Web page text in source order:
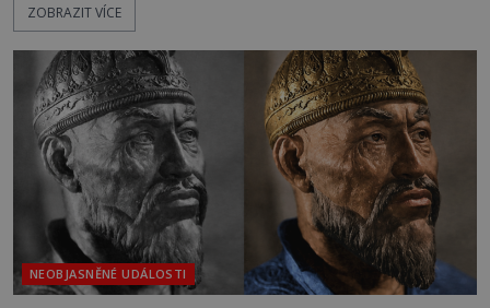
nich se usídlí na jedné z věží slavného hradu
mezi vůdce protihusitského boje. Za manželku má
skutečně jistou
ZOBRAZIT VÍCE
NEOBJASNĚNÉ UDÁLOSTI